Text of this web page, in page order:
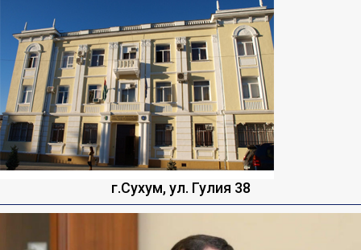
г.Сухум, ул. Гулия 38